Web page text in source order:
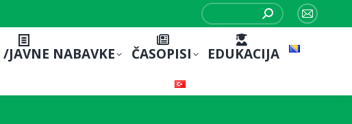
Search:
Mail
JAVNE NABAVKE ČASOPISI EDUKACIJA